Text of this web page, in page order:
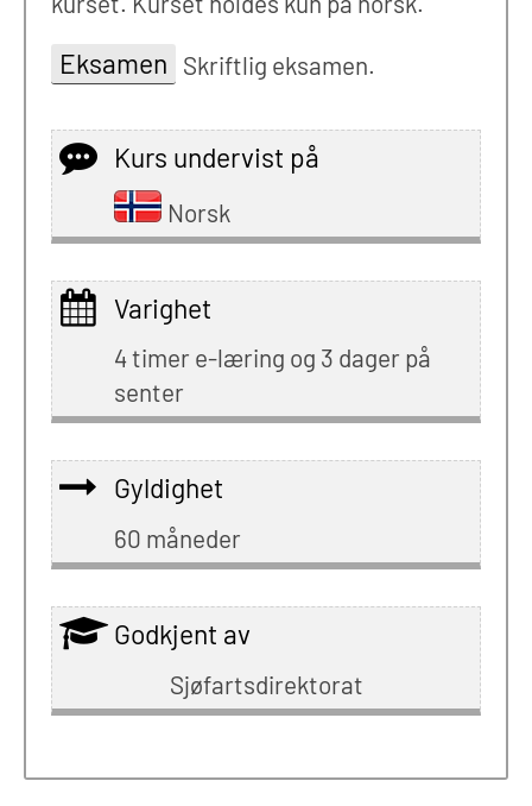
Eksamen Skriftlig eksamen.
Kurs undervist på
Norsk
Varighet
4 timer e-læring og 3 dager på
senter
Gyldighet
60 måneder
Godkjent av
Sjøfartsdirektorat